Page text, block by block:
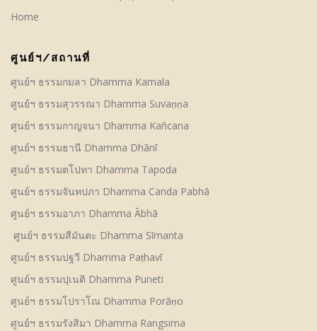
Home
ศูนย์ฯ/สถานที่
ศูนย์ฯ ธรรมกมลา Dhamma Kamala
ศูนย์ฯ ธรรมสุวรรณา Dhamma Suvaṇṇa
ศูนย์ฯ ธรรมกาญจนา Dhamma Kañcana
ศูนย์ฯ ธรรมธานี Dhamma Dhānī
ศูนย์ฯ ธรรมตโปทา Dhamma Tapoda
ศูนย์ฯ ธรรมจันทปภา Dhamma Canda Pabhā
ศูนย์ฯ ธรรมอาภา Dhamma Ābhā
ศูนย์ฯ ธรรมสีมันตะ Dhamma Sīmanta
ศูนย์ฯ ธรรมปฐวี Dhamma Paṭhavī
ศูนย์ฯ ธรรมปุเนติ Dhamma Puneti
ศูนย์ฯ ธรรมโปราโณ Dhamma Porāṇo
ศูนย์ฯ ธรรมรังสิมา Dhamma Rangsima